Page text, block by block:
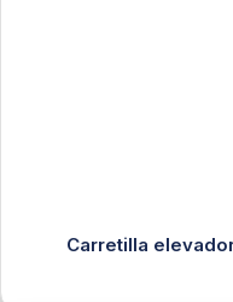
Carretilla